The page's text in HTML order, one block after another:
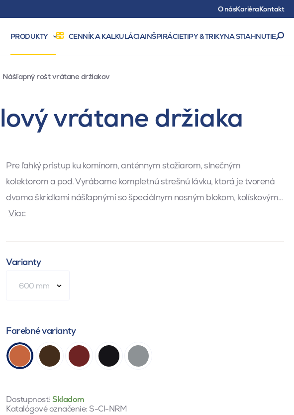
O násKariéraKontakt
PRODUKTY CENNÍK A KALKULÁCIAINŠPIRÁCIETIPY & TRIKYNA STIAHNUTIE
Nášľapný rošt vrátane držiakov
vrátane držiaka
Pre ľahký prístup ku komínom, anténnym stožiarom, slnečným
kolektorom a pod. Vyrábame kompletnú strešnú lávku, ktorá je tvorená
dvoma škridlami nášľapnými so špeciálnym nosným blokom, kolískovým…
Viac
Varianty
600 mm
Farebné varianty
Dostupnosť: Skladom
Katalógové označenie: S-CI-NRM